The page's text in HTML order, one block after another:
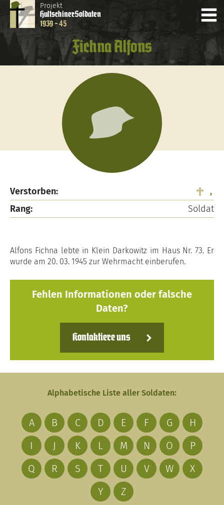
Projekt
HultschinerSoldaten
1939 - 45
Fichna Alfons
Verstorben:
,
Rang:
Soldat
Alfons Fichna lebte in Klein Darkowitz im Haus Nr. 73. Er
wurde am 20. 03. 1945 zur Wehrmacht einberufen.
Fehlen Informationen oder falsche
Daten?
Kontaktiere uns
Alphabetische Liste aller Soldaten:
A B C D E F G
H
I
J K L M N O
P
Q
R S T U V W
X
Y
Z